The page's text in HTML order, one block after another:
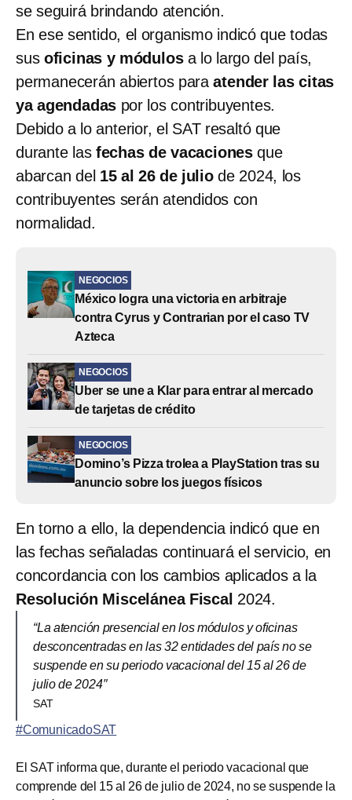
se seguirá brindando atención.
En ese sentido, el organismo indicó que todas
sus oficinas y módulosa lo largo del país,
permanecerán abiertos paraatender las citas
ya agendadas por los contribuyentes.
Debido a lo anterior, el SAT resaltó que
durante las fechas de vacaciones que
abarcan del 15 al 26 de juliode 2024, los
contribuyentes serán atendidos con
normalidad.
NEGOCIOS
México logra una victoria en arbitraje
contra Cyrus y Contrarian por el caso TV
Azteca
NEGOCIOS
Uber se une a Klar para entrar al mercado
de tarjetas de crédito
NEGOCIOS
Domino’s Pizza trolea a PlayStation tras su
anuncio sobre los juegos físicos
En torno a ello, la dependencia indicó que en
las fechas señaladas continuará el servicio, en
concordancia con los cambios aplicados a la
Resolución Miscelánea Fiscal 2024.
“La atención presencial en los módulos y oficinas
desconcentradas en las 32 entidades del país no se
suspende en su periodo vacacional del 15 al 26 de
julio de 2024″
SAT
#ComunicadoSAT
El SAT informa que, durante el periodo vacacional que
comprende del 15 al 26 de julio de 2024, no se suspende la